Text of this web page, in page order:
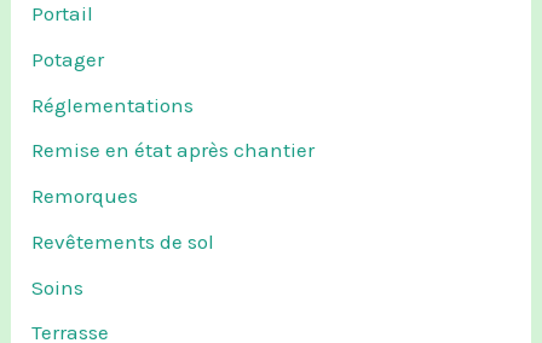
Portail
Potager
Réglementations
Remise en état après chantier
Remorques
Revêtements de sol
Soins
Terrasse